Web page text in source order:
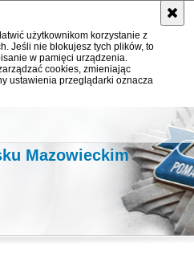
użytkownikom korzystanie z
Jeśli nie blokujesz tych plików, to
w pamięci urządzenia.
cookies, zmieniając
ustawienia przeglądarki oznacza
Mazowieckim